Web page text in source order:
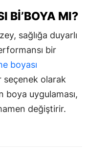
BI’BOYA MI?
sağlığa duyarlı
bir
boyası
seçenek olarak
boya uygulaması,
değiştirir.